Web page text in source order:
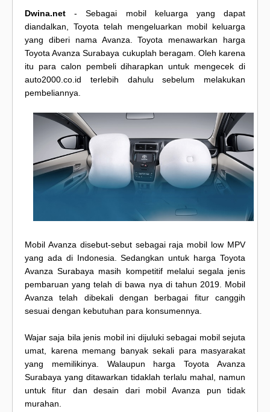
Dwina.net - Sebagai mobil keluarga yang dapat
diandalkan, Toyota telah mengeluarkan mobil keluarga
yang diberi nama Avanza. Toyota menawarkan harga
Toyota Avanza Surabaya cukuplah beragam. Oleh karena
itu para calon pembeli diharapkan untuk mengecek di
auto2000.co.id terlebih dahulu sebelum melakukan
pembeliannya.
Mobil Avanza disebut-sebut sebagai raja mobil low MPV
yang ada di Indonesia. Sedangkan untuk harga Toyota
Avanza Surabaya masih kompetitif melalui segala jenis
pembaruan yang telah di bawa nya di tahun 2019. Mobil
Avanza telah dibekali dengan berbagai fitur canggih
sesuai dengan kebutuhan para konsumennya.
Wajar saja bila jenis mobil ini dijuluki sebagai mobil sejuta
umat, karena memang banyak sekali para masyarakat
yang memilikinya. Walaupun harga Toyota Avanza
Surabaya yang ditawarkan tidaklah terlalu mahal, namun
untuk fitur dan desain dari mobil Avanza pun tidak
murahan.